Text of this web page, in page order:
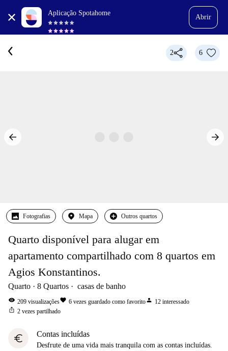
Aplicação Spotahome
Abrir
2 6
Fotografias Mapa Outros quartos
Quarto disponível para alugar em
apartamento compartilhado com 8 quartos em
Agios Konstantinos.
Quarto 8 Quartos casas de banho
visibility 209 visualizaçõesfavorite 6 vezes guardado como favoritoperson 12 interessado
ios_share 2 vezes partilhado
euro Contas incluídas
Desfrute de uma vida mais tranquila com as contas incluídas.